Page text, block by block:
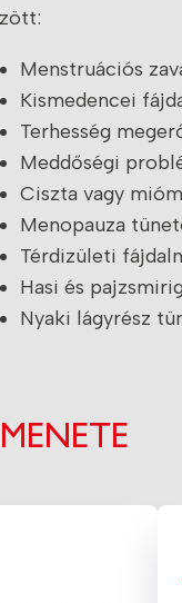
Menstruációs
Kismedencei
Terhesség
Meddőségi
Ciszta vagy
Menopauza
Térdizületi
Hasi és
Nyaki lágyrész